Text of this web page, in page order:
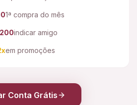
1ª compra do mês
indicar amigo
em promoções
Conta Grátis